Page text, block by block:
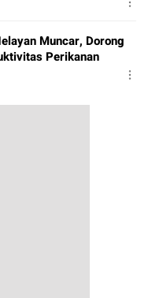
Muncar, Dorong
Perikanan